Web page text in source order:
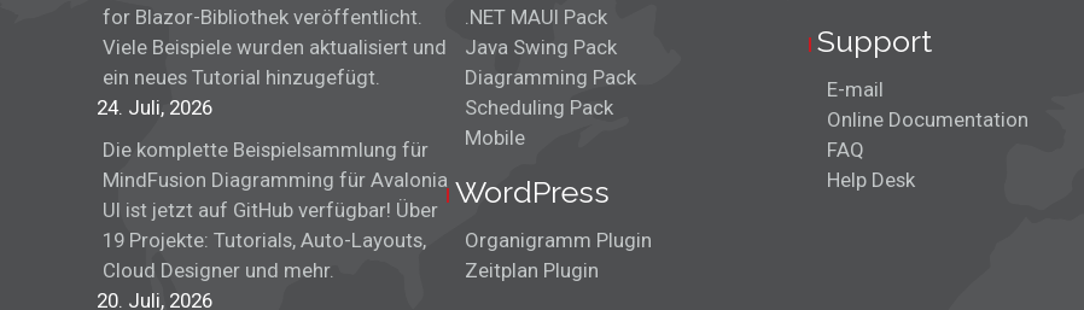
for Blazor-Bibliothek veröffentlicht.
Viele Beispiele wurden aktualisiert und
ein neues Tutorial hinzugefügt.
24. Juli, 2026
Die komplette Beispielsammlung für
MindFusion Diagramming für Avalonia
UI ist jetzt auf GitHub verfügbar! Über
19 Projekte: Tutorials, Auto-Layouts,
Cloud Designer und mehr.
20. Juli, 2026
.NET MAUI Pack
Java Swing Pack
Diagramming Pack
Scheduling Pack
Mobile
WordPress
Organigramm Plugin
Zeitplan Plugin
Support
E-mail
Online Documentation
FAQ
Help Desk